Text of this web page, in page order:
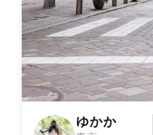
ゆかか